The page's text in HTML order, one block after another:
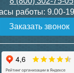
20-
с
работы: 9.00-
Заказать звонок